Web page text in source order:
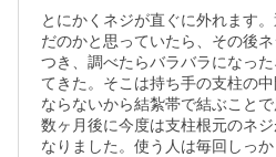
とにかくネジが直ぐに外れます
だのかと思っていたら、その後
つき、調べたらバラバラになっ
てきた。そこは持ち手の支柱の
ならないから結紮帯で結ぶこと
数ヶ月後に今度は支柱根元のネ
なりました。使う人は毎回しっ